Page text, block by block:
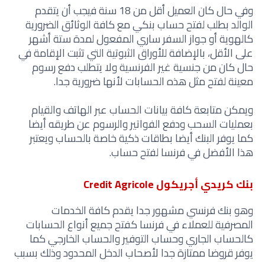
وفي حال كان العميل أقل من 18 سنة فيجب أن يتقدم
الوالد بطلب لفتح حساب بنكي مع كافة الوثائق الضرورية
كالهوية أو جواز السفر ساري المفعول لمدة ستة أشهر
على الأقل، بالإضافة للأوراق الثبوتية التي تثبت الإقامة في
حال كان من جنسية غير الفرنسية ولا يتطلب دفع رسوم
معينة لفتح مثل هذه الحسابات لأنها ضرورية جدا.
ويمكن متابعة كافة بيانات الحساب عبر الهاتف والقيام
بعمليات السحب ودفع الفواتير والرسوم عن طريقه أيضا
كما يوفر البنك أيضا بطاقات ذكية خاصة بالحساب ويعتبر
هذا الأفضل في فرنسا لفتح حساب.
بنك كريدي أجريكول Credit Agricole
وهو بنك فرنسي مشهور جدا يقدم كافة الخدمات
المصرفية للعملاء في فرنسا كفتح جميع أنواع الحسابات
كالحساب الجاري وحساب التوفير والحساب الخارجي كما
يوفر قروضا ممتازة جدا لأصحاب الدخل المحدود وذلك بسبب